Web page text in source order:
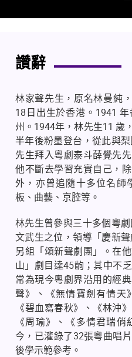
讚辭
林家聲先生，原名林曼純
18日出生於香港。 1941 年
州。 1944年，林先生11 歲
半年後粉墨登台，從此與
先生拜入粵劇泰斗薛覺先
他不斷去學習充實自己，
外，亦曾追隨十多位名師
板、曲藝、京腔等。
林先生曾參與三十多個粵
文武生之位，領導「慶新
另組「頌新聲劇團」。在
山」劇目達45齣；其中不
常為現今粵劇界沿用的經
聲》、《無情寶劍有情天
《碧血寫春秋》、《林沖
《周瑜》、《多情君瑞
今，已灌錄了32張粵曲唱
後學示範參考。